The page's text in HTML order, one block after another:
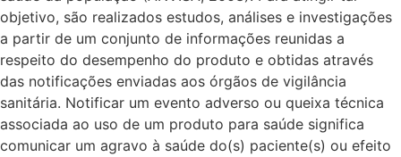
objetivo, são realizados estudos, análises e investigações
a partir de um conjunto de informações reunidas a
respeito do desempenho do produto e obtidas através
das notificações enviadas aos órgãos de vigilância
sanitária. Notificar um evento adverso ou queixa técnica
associada ao uso de um produto para saúde significa
comunicar um agravo à saúde do(s) paciente(s) ou efeito